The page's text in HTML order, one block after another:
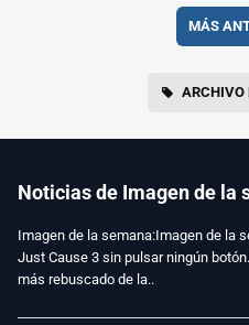
MÁS
ARCHIVO
Noticias de Imagen de la
Imagen de la semana:Imagen de la
Just Cause 3 sin pulsar ningún
más rebuscado de la..